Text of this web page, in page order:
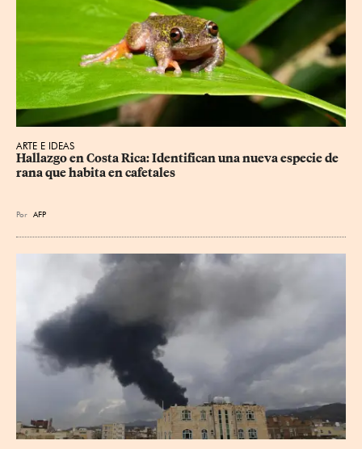
ARTE E IDEAS
Hallazgo en Costa Rica: Identifican una nueva especie de
rana que habita en cafetales
Por AFP